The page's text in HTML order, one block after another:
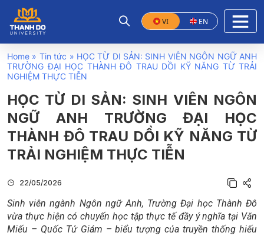
VI EN
Home » Tin tức » HỌC TỪ DI SẢN: SINH VIÊN NGÔN NGỮ ANH
TRƯỜNG ĐẠI HỌC THÀNH ĐÔ TRAU DỒI KỸ NĂNG TỪ TRẢI
NGHIỆM THỰC TIỄN
HỌC TỪ DI SẢN: SINH VIÊN NGÔN
NGỮ ANH TRƯỜNG ĐẠI HỌC
THÀNH ĐÔ TRAU DỒI KỸ NĂNG TỪ
TRẢI NGHIỆM THỰC TIỄN
22/05/2026
Sinh viên ngành Ngôn ngữ Anh, Trường Đại học Thành Đô
vừa thực hiện có chuyến học tập thực tế đầy ý nghĩa tại Văn
Miếu – Quốc Tử Giám – biểu tượng của truyền thống hiếu